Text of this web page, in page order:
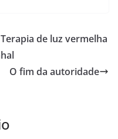
de luz vermelha
O fim da autoridade